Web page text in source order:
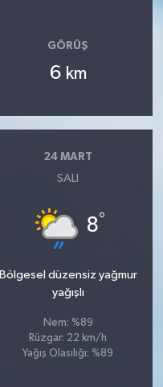
GÖRÜŞ
6 km
24 MART
SALI
8°
Bölgesel düzensiz yağmur
yağışlı
Nem: %89
Rüzgar: 22 km/h
Yağış Olasılığı: %89